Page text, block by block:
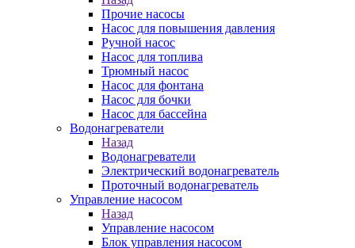
Прочие насосы
Насос для повышения давления
Ручной насос
Насос для топлива
Трюмный насос
Насос для фонтана
Насос для бочки
Насос для бассейна
Водонагреватели
Назад
Водонагреватели
Электрический водонагреватель
Проточный водонагреватель
Управление насосом
Назад
Управление насосом
Блок управления насосом